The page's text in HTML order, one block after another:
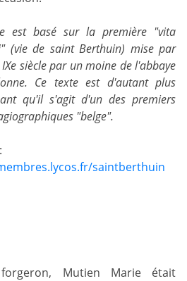
est basé sur la première "vita
(vie de saint Berthuin) mise par
siècle par un moine de l'abbaye
Ce texte est d'autant plus
qu'il s'agit d'un des premiers
"belge".
saintberthuin
Mutien Marie était